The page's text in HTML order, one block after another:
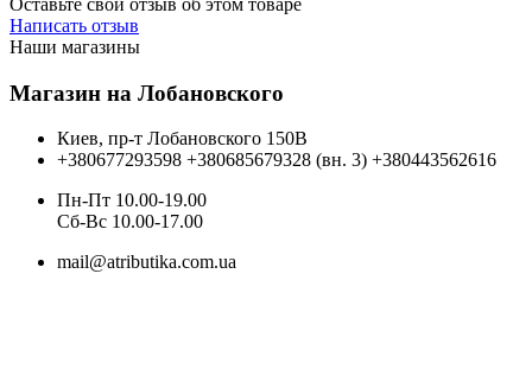
Написать отзыв
Наши магазины
Магазин на Лобановского
Киев, пр-т Лобановского 150В
+380677293598 +380685679328 (вн. 3) +380443562616
Пн-Пт 10.00-19.00
Cб-Вс 10.00-17.00
mail@atributika.com.ua